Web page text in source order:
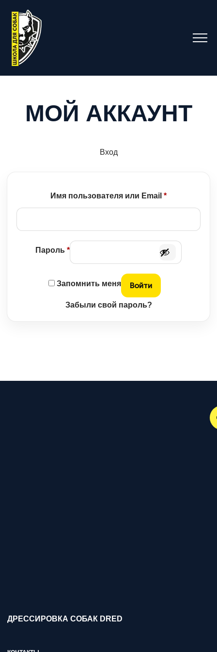
МОЙ АККАУНТ
Вход
Имя пользователя или Email *Обязательно
Пароль *Обязательно
Запомнить меня Войти
Забыли свой пароль?
ДРЕССИРОВКА СОБАК DRED